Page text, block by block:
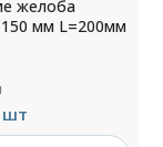
желоба
мм L=200мм
шт